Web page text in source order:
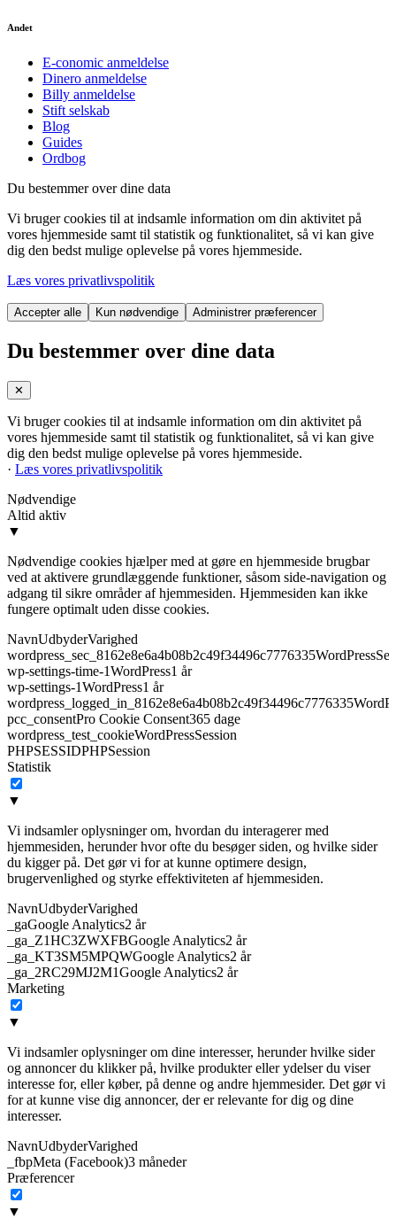
Andet
E-conomic anmeldelse
Dinero anmeldelse
Billy anmeldelse
Stift selskab
Blog
Guides
Ordbog
Du bestemmer over dine data
Vi bruger cookies til at indsamle information om din aktivitet på
vores hjemmeside samt til statistik og funktionalitet, så vi kan give
dig den bedst mulige oplevelse på vores hjemmeside.
Læs vores privatlivspolitik
Accepter alle Kun nødvendige Administrer præferencer
Du bestemmer over dine data
✕
Vi bruger cookies til at indsamle information om din aktivitet på
vores hjemmeside samt til statistik og funktionalitet, så vi kan give
dig den bedst mulige oplevelse på vores hjemmeside.
· Læs vores privatlivspolitik
Nødvendige
Altid aktiv
▼
Nødvendige cookies hjælper med at gøre en hjemmeside brugbar
ved at aktivere grundlæggende funktioner, såsom side-navigation og
adgang til sikre områder af hjemmesiden. Hjemmesiden kan ikke
fungere optimalt uden disse cookies.
NavnUdbyderVarighed
wordpress_sec_8162e8e6a4b08b2c49f34496c7776335WordPress
wp-settings-time-1WordPress1 år
wp-settings-1WordPress1 år
wordpress_logged_in_8162e8e6a4b08b2c49f34496c7776335
pcc_consentPro Cookie Consent365 dage
wordpress_test_cookieWordPressSession
PHPSESSIDPHPSession
Statistik
▼
Vi indsamler oplysninger om, hvordan du interagerer med
hjemmesiden, herunder hvor ofte du besøger siden, og hvilke sider
du kigger på. Det gør vi for at kunne optimere design,
brugervenlighed og styrke effektiviteten af hjemmesiden.
NavnUdbyderVarighed
_gaGoogle Analytics2 år
_ga_Z1HC3ZWXFBGoogle Analytics2 år
_ga_KT3SM5MPQWGoogle Analytics2 år
_ga_2RC29MJ2M1Google Analytics2 år
Marketing
▼
Vi indsamler oplysninger om dine interesser, herunder hvilke sider
og annoncer du klikker på, hvilke produkter eller ydelser du viser
interesse for, eller køber, på denne og andre hjemmesider. Det gør vi
for at kunne vise dig annoncer, der er relevante for dig og dine
interesser.
NavnUdbyderVarighed
_fbpMeta (Facebook)3 måneder
Præferencer
▼